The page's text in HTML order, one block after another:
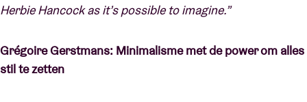
Herbie Hancock as it’s possible to imagine.”
Grégoire Gerstmans: Minimalisme met de power om alles
stil te zetten